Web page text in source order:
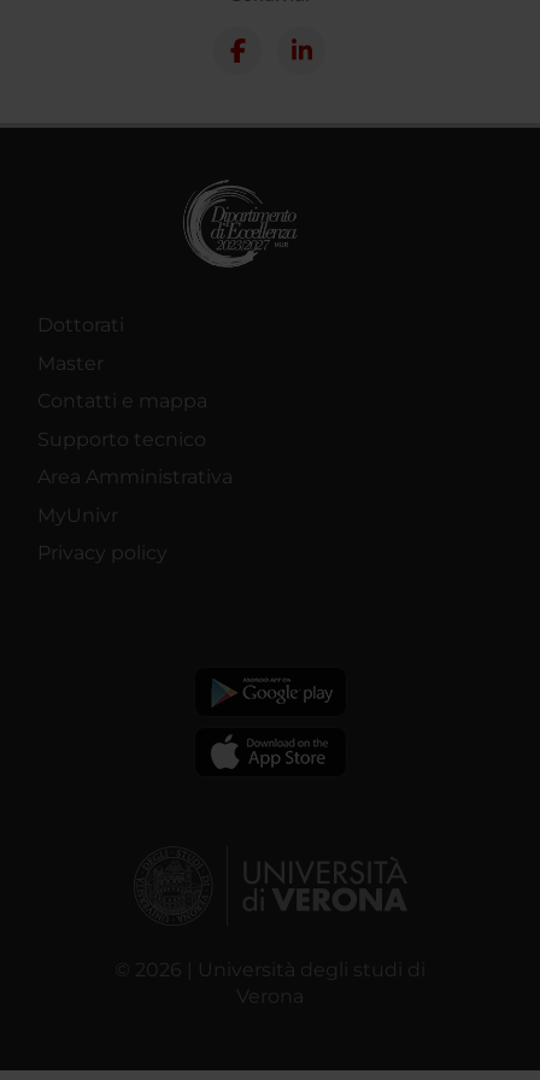
Dottorati
Master
Contatti e mappa
Supporto tecnico
Area Amministrativa
MyUnivr
Privacy policy
© 2026 | Università degli studi di
Verona